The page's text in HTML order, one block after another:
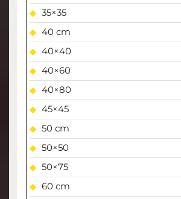
35×35
40 cm
40×40
40×60
40×80
45×45
50 cm
50×50
50×75
60 cm